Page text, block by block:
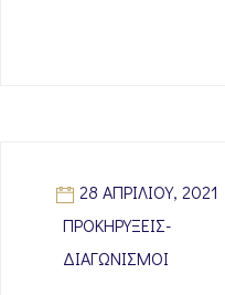
28 ΑΠΡΙΛΊΟΥ, 2021
ΠΡΟΚΗΡΎΞΕΙΣ-
ΔΙΑΓΩΝΙΣΜΟΊ